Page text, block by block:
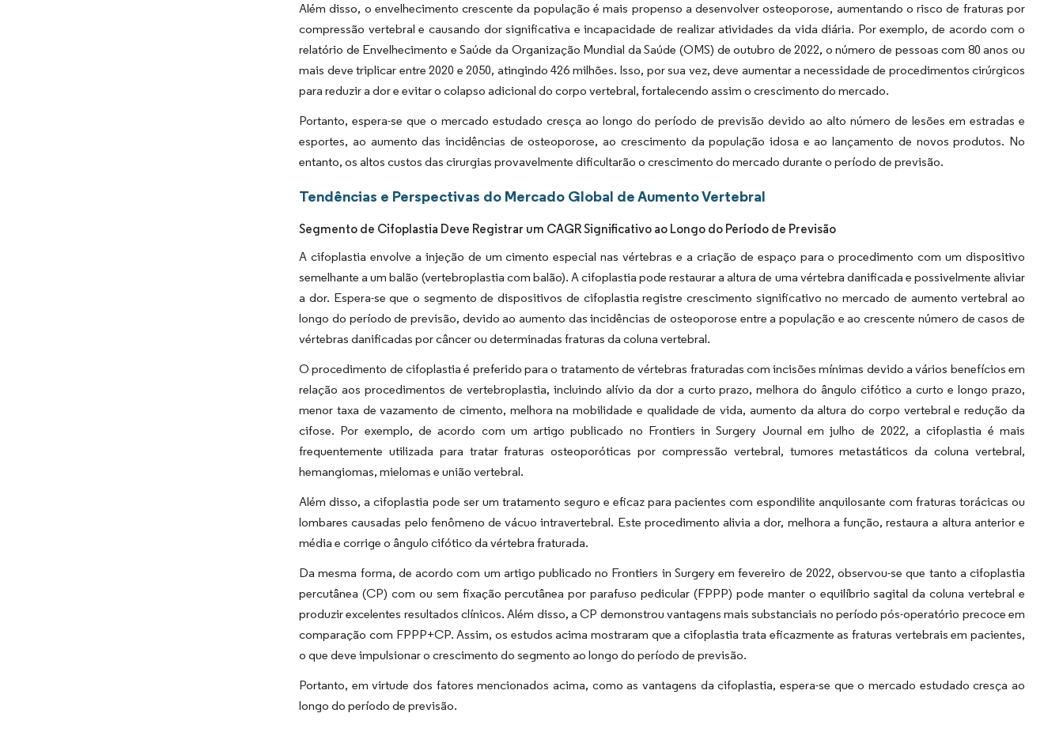
Além disso, o envelhecimento crescente da população é mais propenso a desenvolver osteoporose, aumentando o risco de fraturas por
compressão vertebral e causando dor significativa e incapacidade de realizar atividades da vida diária. Por exemplo, de acordo com o
relatório de Envelhecimento e Saúde da Organização Mundial da Saúde (OMS) de outubro de 2022, o número de pessoas com 80 anos ou
mais deve triplicar entre 2020 e 2050, atingindo 426 milhões. Isso, por sua vez, deve aumentar a necessidade de procedimentos cirúrgicos
para reduzir a dor e evitar o colapso adicional do corpo vertebral, fortalecendo assim o crescimento do mercado.
Portanto, espera-se que o mercado estudado cresça ao longo do período de previsão devido ao alto número de lesões em estradas e
esportes, ao aumento das incidências de osteoporose, ao crescimento da população idosa e ao lançamento de novos produtos. No
entanto, os altos custos das cirurgias provavelmente dificultarão o crescimento do mercado durante o período de previsão.
Tendências e Perspectivas do Mercado Global de Aumento Vertebral
Segmento de Cifoplastia Deve Registrar um CAGR Significativo ao Longo do Período de Previsão
A cifoplastia envolve a injeção de um cimento especial nas vértebras e a criação de espaço para o procedimento com um dispositivo
semelhante a um balão (vertebroplastia com balão). A cifoplastia pode restaurar a altura de uma vértebra danificada e possivelmente aliviar
a dor. Espera-se que o segmento de dispositivos de cifoplastia registre crescimento significativo no mercado de aumento vertebral ao
longo do período de previsão, devido ao aumento das incidências de osteoporose entre a população e ao crescente número de casos de
vértebras danificadas por câncer ou determinadas fraturas da coluna vertebral.
O procedimento de cifoplastia é preferido para o tratamento de vértebras fraturadas com incisões mínimas devido a vários benefícios em
relação aos procedimentos de vertebroplastia, incluindo alívio da dor a curto prazo, melhora do ângulo cifótico a curto e longo prazo,
menor taxa de vazamento de cimento, melhora na mobilidade e qualidade de vida, aumento da altura do corpo vertebral e redução da
cifose. Por exemplo, de acordo com um artigo publicado no Frontiers in Surgery Journal em julho de 2022, a cifoplastia é mais
frequentemente utilizada para tratar fraturas osteoporóticas por compressão vertebral, tumores metastáticos da coluna vertebral,
hemangiomas, mielomas e união vertebral.
Além disso, a cifoplastia pode ser um tratamento seguro e eficaz para pacientes com espondilite anquilosante com fraturas torácicas ou
lombares causadas pelo fenômeno de vácuo intravertebral. Este procedimento alivia a dor, melhora a função, restaura a altura anterior e
média e corrige o ângulo cifótico da vértebra fraturada.
Da mesma forma, de acordo com um artigo publicado no Frontiers in Surgery em fevereiro de 2022, observou-se que tanto a cifoplastia
percutânea (CP) com ou sem fixação percutânea por parafuso pedicular (FPPP) pode manter o equilíbrio sagital da coluna vertebral e
produzir excelentes resultados clínicos. Além disso, a CP demonstrou vantagens mais substanciais no período pós-operatório precoce em
comparação com FPPP+CP. Assim, os estudos acima mostraram que a cifoplastia trata eficazmente as fraturas vertebrais em pacientes,
o que deve impulsionar o crescimento do segmento ao longo do período de previsão.
Portanto, em virtude dos fatores mencionados acima, como as vantagens da cifoplastia, espera-se que o mercado estudado cresça ao
longo do período de previsão.